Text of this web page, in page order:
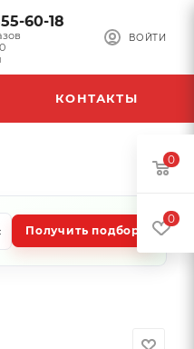
ВОЙТИ
60-18
КОНТАКТЫ
Получить подбор
0
0